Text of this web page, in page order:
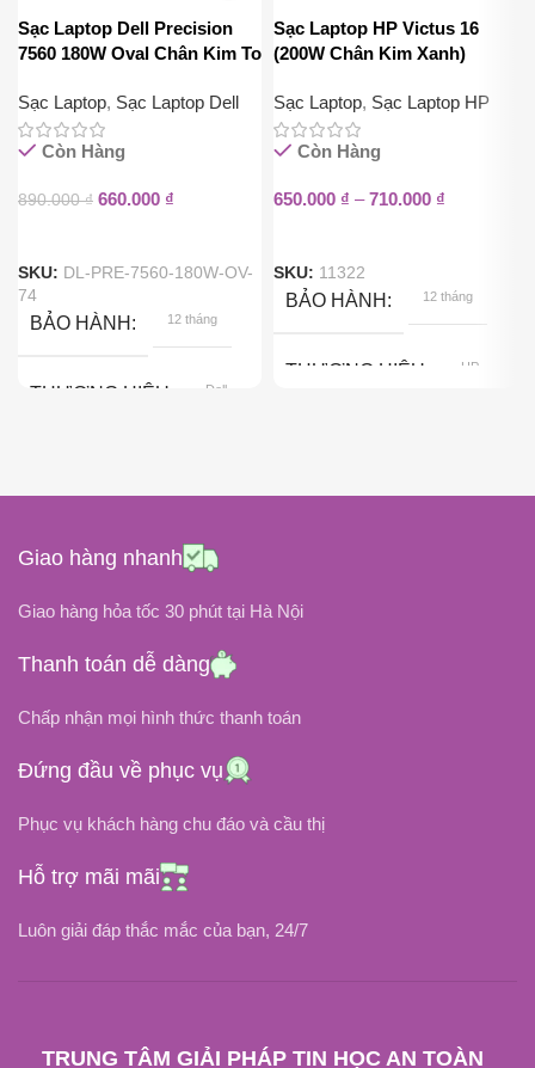
Sạc Laptop Dell Precision
7560 180W Oval Chân Kim To
Sạc Laptop, Sạc Laptop Dell
Còn Hàng
890.000₫ 660.000 ₫
SKU: DL-PRE-7560-180W-OV-
74
BẢO HÀNH 12 tháng
THƯƠNG HIỆU Dell
ĐIỆN ÁP ĐẦU VÀO
100V ~ 240V
DÒNG ĐIỆN 9.23A
Sạc Laptop HP Victus 16
(200W Chân Kim Xanh)
Sạc Laptop, Sạc Laptop HP
Còn Hàng
650.000 ₫ – 710.000 ₫
SKU: 11322
BẢO HÀNH 12 tháng
THƯƠNG HIỆU HP
CHÂN CẮM
Giao hàng nhanh
Giao hàng hỏa tốc 30 phút tại Hà Nội
Thanh toán dễ dàng
Chấp nhận mọi hình thức thanh toán
Đứng đầu về phục vụ
Phục vụ khách hàng chu đáo và cầu thị
Hỗ trợ mãi mãi
Luôn giải đáp thắc mắc của bạn, 24/7
TRUNG TÂM GIẢI PHÁP TIN HỌC AN TOÀN